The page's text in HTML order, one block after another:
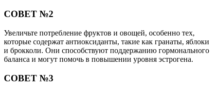
СОВЕТ №2
Увеличьте потребление фруктов и овощей, особенно тех,
которые содержат антиоксиданты, такие как гранаты, яблоки
и брокколи. Они способствуют поддержанию гормонального
баланса и могут помочь в повышении уровня эстрогена.
СОВЕТ №3